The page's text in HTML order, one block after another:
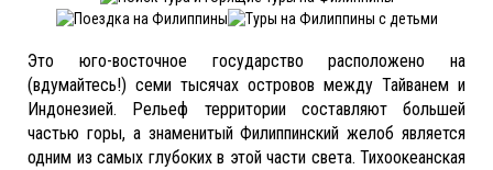
Это юго-восточное государство расположено на
(вдумайтесь!) семи тысячах островов между Тайванем и
Индонезией. Рельеф территории составляют большей
частью горы, а знаменитый Филиппинский желоб является
одним из самых глубоких в этой части света. Тихоокеанская